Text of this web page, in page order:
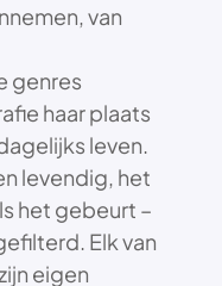
van
genres
haar plaats
leven.
levendig, het
het gebeurt –
Elk van
eigen